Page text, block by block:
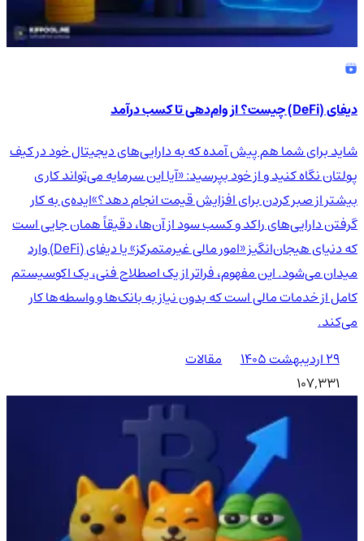
دیفای (DeFi) چیست؟ از وام‌دهی تا کسب درآمد
شاید برای شما هم پیش آمده که به دارایی‌های دیجیتال خود در کیف
پولتان نگاه کنید و از خود بپرسید: «آیا این سرمایه می‌تواند کاری
بیشتر از صبر کردن برای افزایش قیمت انجام دهد؟»ایده‌ی به کار
گرفتن دارایی‌های راکد و کسب سود از آن‌ها، دقیقاً همان جایی است
که دنیای هیجان‌انگیز «امور مالی غیرمتمرکز» یا دیفای (DeFi) وارد
میدان می‌شود. این مفهوم، فراتر از یک اصطلاح فنی، یک اکوسیستم
کامل از خدمات مالی است که بدون نیاز به بانک‌ها و واسطه‌ها کار
می‌کند.
۲۹ اردیبهشت ۱۴۰۵
مقالات
107,331